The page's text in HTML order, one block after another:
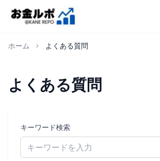
ホーム よくある質問
よくある質問
キーワード検索